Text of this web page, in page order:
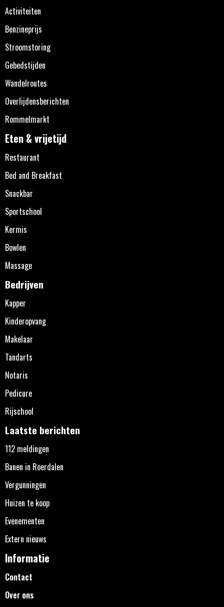
Activiteiten
Benzineprijs
Stroomstoring
Gebedstijden
Wandelroutes
Overlijdensberichten
Rommelmarkt
Eten & vrijetijd
Restaurant
Bed and Breakfast
Snackbar
Sportschool
Kermis
Bowlen
Massage
Bedrijven
Kapper
Kinderopvang
Makelaar
Tandarts
Notaris
Pedicure
Rijschool
Laatste berichten
112 meldingen
Banen in Roerdalen
Vergunningen
Huizen te koop
Evenementen
Extern nieuws
Informatie
Contact
Over ons